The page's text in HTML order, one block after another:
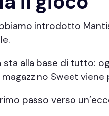
introdotto
sta alla base di tutto:
Sweet
passo verso